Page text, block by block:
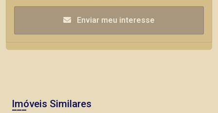
Enviar meu interesse
Imóveis Similares